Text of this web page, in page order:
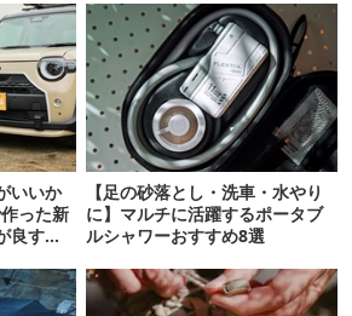
いいか
った新
良すぎ
【足の砂落とし・洗車・水やり
に】マルチに活躍するポータブ
ルシャワーおすすめ8選